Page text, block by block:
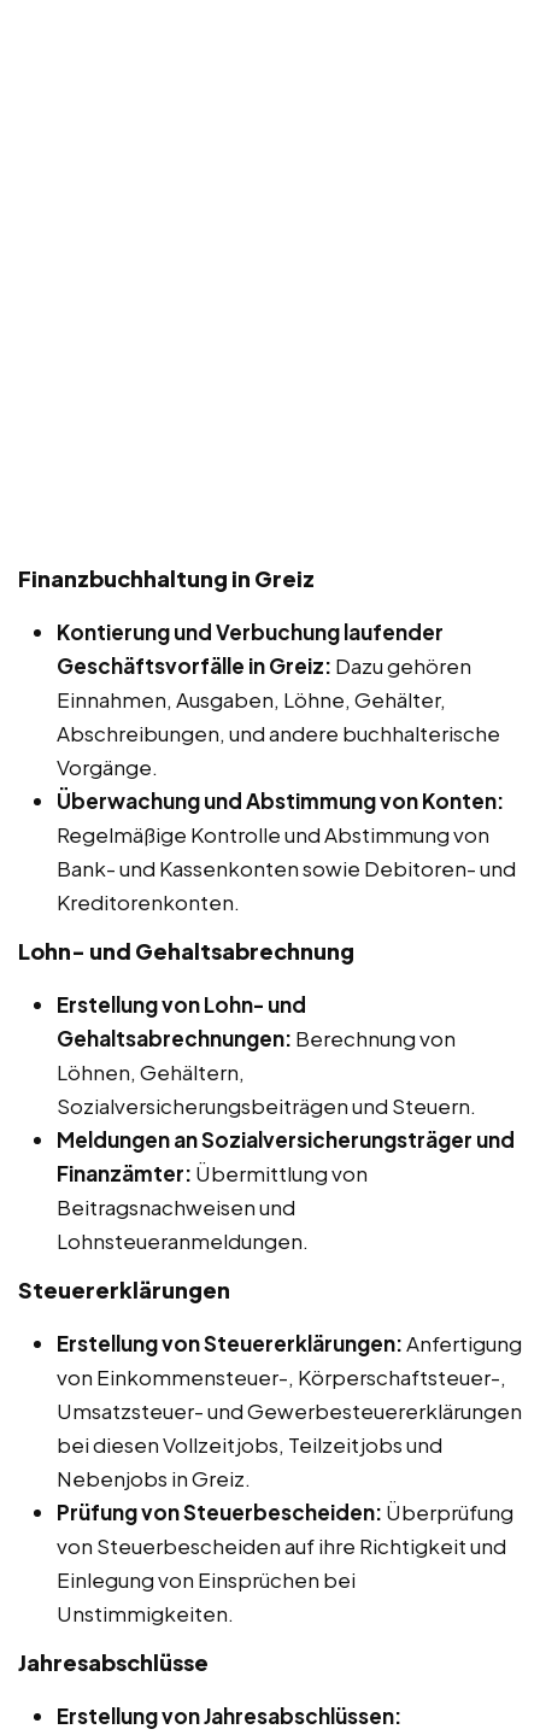
Finanzbuchhaltung in Greiz
Kontierung und Verbuchung laufender
Geschäftsvorfälle in Greiz: Dazu gehören
Einnahmen, Ausgaben, Löhne, Gehälter,
Abschreibungen, und andere buchhalterische
Vorgänge.
Überwachung und Abstimmung von Konten:
Regelmäßige Kontrolle und Abstimmung von
Bank- und Kassenkonten sowie Debitoren- und
Kreditorenkonten.
Lohn- und Gehaltsabrechnung
Erstellung von Lohn- und
Gehaltsabrechnungen: Berechnung von
Löhnen, Gehältern,
Sozialversicherungsbeiträgen und Steuern.
Meldungen an Sozialversicherungsträger und
Finanzämter: Übermittlung von
Beitragsnachweisen und
Lohnsteueranmeldungen.
Steuererklärungen
Erstellung von Steuererklärungen:Anfertigung
von Einkommensteuer-, Körperschaftsteuer-,
Umsatzsteuer- und Gewerbesteuererklärungen
bei diesen Vollzeitjobs, Teilzeitjobs und
Nebenjobs in Greiz.
Prüfung von Steuerbescheiden: Überprüfung
von Steuerbescheiden auf ihre Richtigkeit und
Einlegung von Einsprüchen bei
Unstimmigkeiten.
Jahresabschlüsse
Erstellung von Jahresabschlüssen: